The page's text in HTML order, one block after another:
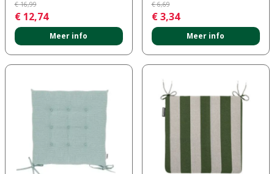
€ 16,99
€ 12,74
Meer info
€ 6,69
€ 3,34
Meer info